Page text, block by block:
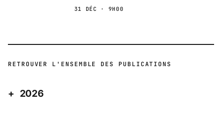
31 DÉC · 9H00
RETROUVER L'ENSEMBLE DES PUBLICATIONS
2026